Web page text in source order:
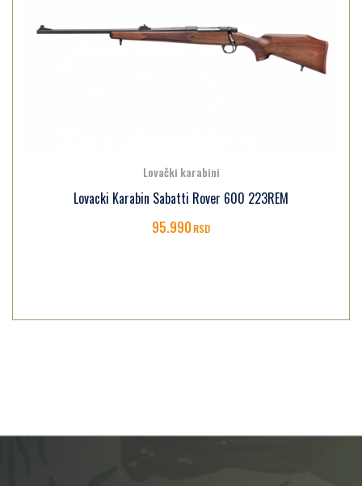
Lovački karabini
Lovacki Karabin Sabatti Rover 600 223REM
95.990RSD